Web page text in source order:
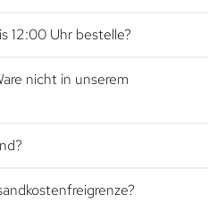
12:00 Uhr bestelle?
nicht in unserem